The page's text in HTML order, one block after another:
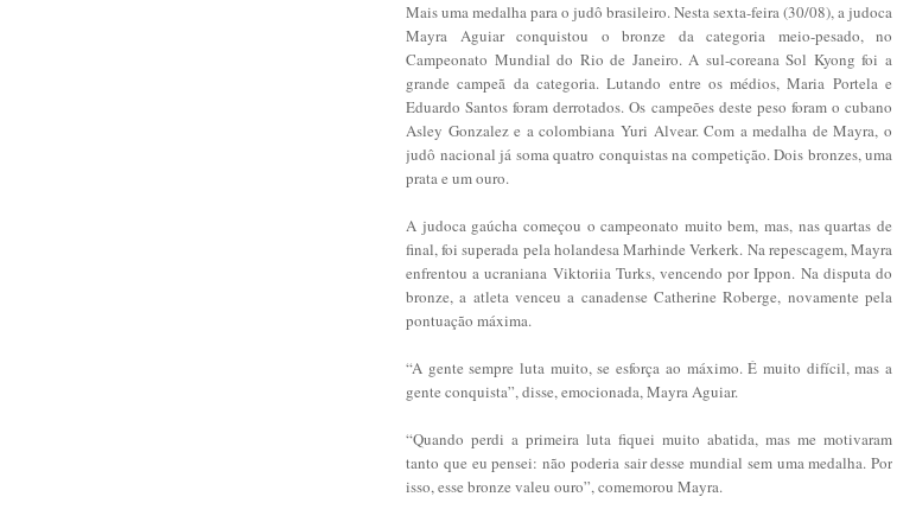
Mais uma medalha para o judô brasileiro. Nesta sexta-feira (30/08), a judoca
Mayra Aguiar conquistou o bronze da categoria meio-pesado, no
Campeonato Mundial do Rio de Janeiro. A sul-coreana Sol Kyong foi a
grande campeã da categoria. Lutando entre os médios, Maria Portela e
Eduardo Santos foram derrotados. Os campeões deste peso foram o cubano
Asley Gonzalez e a colombiana Yuri Alvear. Com a medalha de Mayra, o
judô nacional já soma quatro conquistas na competição. Dois bronzes, uma
prata e um ouro.
A judoca gaúcha começou o campeonato muito bem, mas, nas quartas de
final, foi superada pela holandesa Marhinde Verkerk. Na repescagem, Mayra
enfrentou a ucraniana Viktoriia Turks, vencendo por Ippon. Na disputa do
bronze, a atleta venceu a canadense Catherine Roberge, novamente pela
pontuação máxima.
“A gente sempre luta muito, se esforça ao máximo. É muito difícil, mas a
gente conquista”, disse, emocionada, Mayra Aguiar.
“Quando perdi a primeira luta fiquei muito abatida, mas me motivaram
tanto que eu pensei: não poderia sair desse mundial sem uma medalha. Por
isso, esse bronze valeu ouro”, comemorou Mayra.